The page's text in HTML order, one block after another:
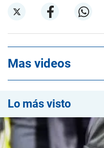
Mas videos
Lo más visto